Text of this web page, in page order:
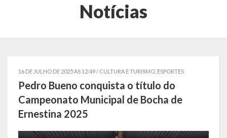
Símbolos
Telefones Úteis
Secretarias
Notícias
16 DE JULHO DE 2025 AS 12:49 / CULTURA E TURISMO ESPORTES
Pedro Bueno conquista o título do
Campeonato Municipal de Bocha de
Ernestina 2025